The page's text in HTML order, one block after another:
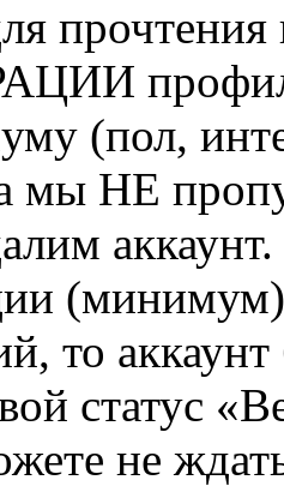
профиль
(пол,
мы НЕ
то
статус
не